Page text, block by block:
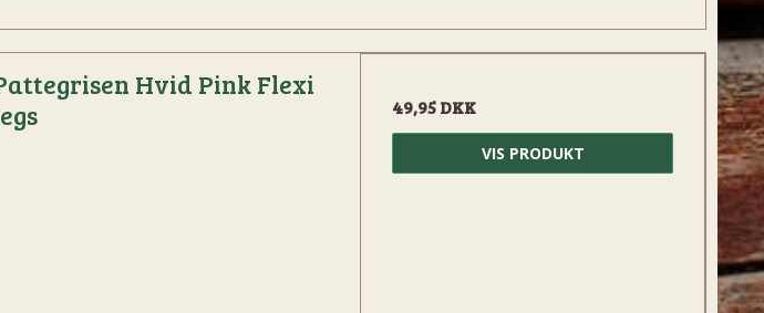
Hvid Pink Flexi
49,95 DKK
VIS PRODUKT